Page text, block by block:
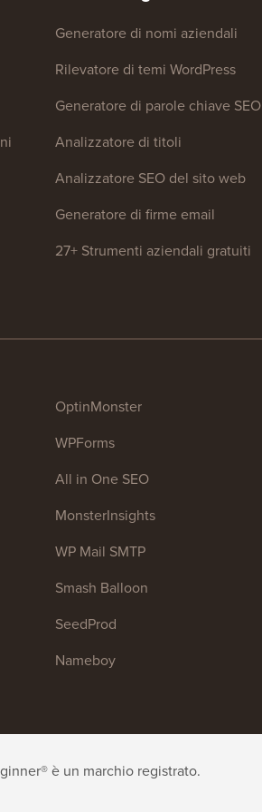
Generatore di nomi aziendali
Rilevatore di temi WordPress
Generatore di parole chiave SEO
Analizzatore di titoli
Analizzatore SEO del sito web
Generatore di firme email
27+ Strumenti aziendali gratuiti
OptinMonster
WPForms
All in One SEO
MonsterInsights
WP Mail SMTP
Smash Balloon
SeedProd
Nameboy
è un marchio registrato.